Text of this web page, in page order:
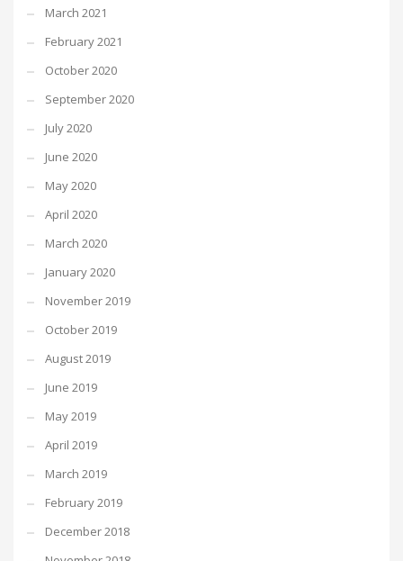
March 2021
February 2021
October 2020
September 2020
July 2020
June 2020
May 2020
April 2020
March 2020
January 2020
November 2019
October 2019
August 2019
June 2019
May 2019
April 2019
March 2019
February 2019
December 2018